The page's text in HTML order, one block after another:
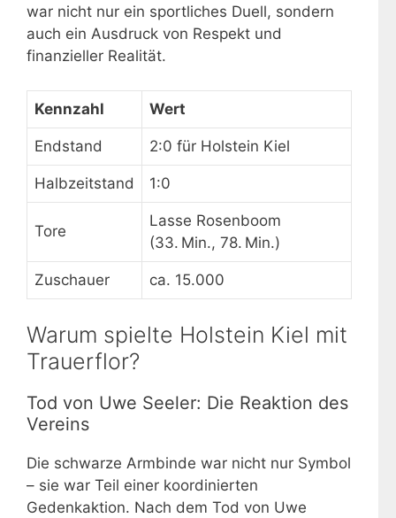
war nicht nur ein sportliches Duell, sondern
auch ein Ausdruck von Respekt und
finanzieller Realität.
Kennzahl Wert
Endstand 2:0 für Holstein Kiel
Halbzeitstand 1:0
Tore
Lasse Rosenboom
(33. Min., 78. Min.)
Zuschauer ca. 15.000
Warum spielte Holstein Kiel mit
Trauerflor?
Tod von Uwe Seeler: Die Reaktion des
Vereins
Die schwarze Armbinde war nicht nur Symbol
– sie war Teil einer koordinierten
Gedenkaktion. Nach dem Tod von Uwe